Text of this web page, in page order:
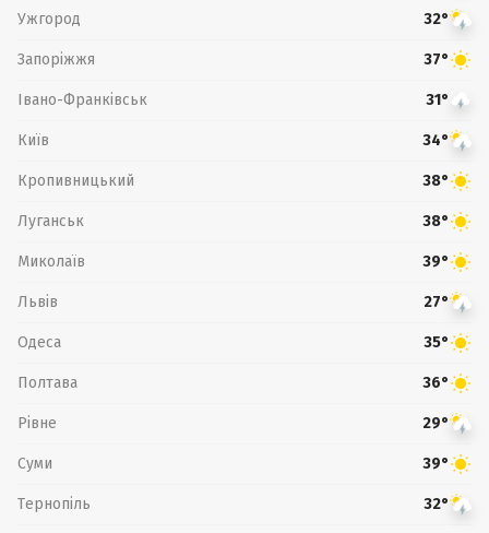
Ужгород 32°
Запоріжжя 37°
Івано-Франківськ 31°
Київ 34°
Кропивницький 38°
Луганськ 38°
Миколаїв 39°
Львів 27°
Одеса 35°
Полтава 36°
Рівне 29°
Суми 39°
Тернопіль 32°